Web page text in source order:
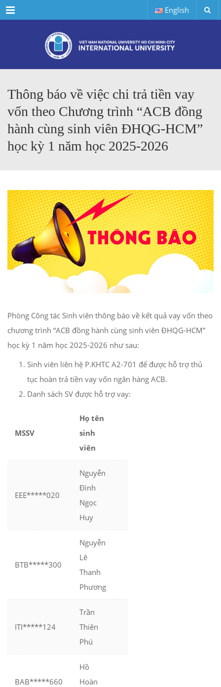
Menu English
Thông báo về việc chi trả tiền vay
vốn theo Chương trình “ACB đồng
hành cùng sinh viên ĐHQG-HCM”
học kỳ 1 năm học 2025-2026
Phòng Công tác Sinh viên thông báo về kết quả vay vốn theo
chương trình “ACB đồng hành cùng sinh viên ĐHQG-HCM”
học kỳ 1 năm học 2025-2026 như sau:
Sinh viên liên hệ P.KHTC A2-701 để được hỗ trợ thủ
tục hoàn trả tiền vay vốn ngân hàng ACB.
Danh sách SV được hỗ trợ vay:
MSSV
Họ tên
sinh
viên
EEE*****020
Nguyễn
Đình
Ngọc
Huy
BTB*****300
Nguyễn
Lê
Thanh
Phương
ITI*****124
Trần
Thiên
Phú
BAB*****660
Hồ
Hoàn